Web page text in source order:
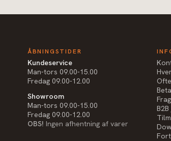
ÅBNINGSTIDER
Kundeservice
Man-tors 09.00-15.00
Fredag 09.00-12.00
Showroom
Man-tors 09.00-15.00
Fredag 09.00-12.00
OBS! Ingen afhentning af varer